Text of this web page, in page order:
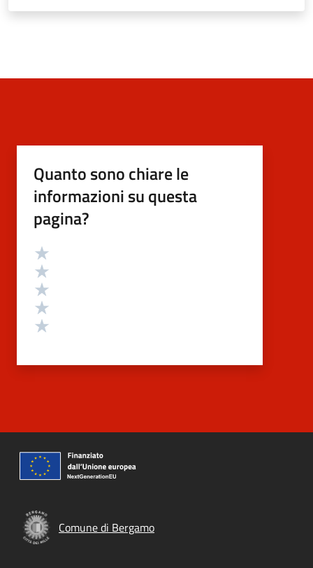
Quanto sono chiare le
informazioni su questa
pagina?
Valutazione
Comune di Bergamo